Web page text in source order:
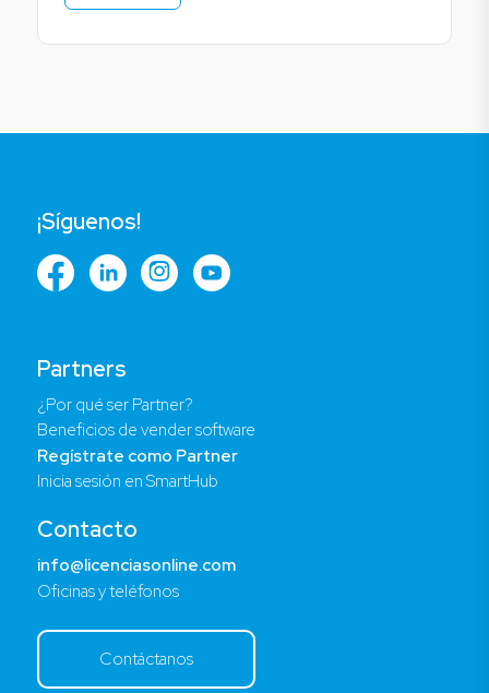
Partners
¿Por qué ser Partner?
Beneficios de vender software
Regístrate como Partner
Inicia sesión en SmartHub
Contacto
info@licenciasonline.com
Oficinas y teléfonos
Contáctanos
¡Síguenos!